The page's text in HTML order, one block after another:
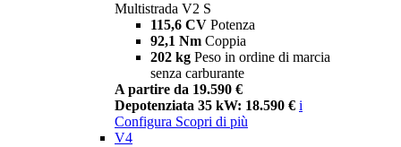
Multistrada V2 S
115,6 CV Potenza
92,1 Nm Coppia
202 kg Peso in ordine di marcia
senza carburante
A partire da 19.590 €
Depotenziata 35 kW: 18.590 € i
Configura Scopri di più
V4